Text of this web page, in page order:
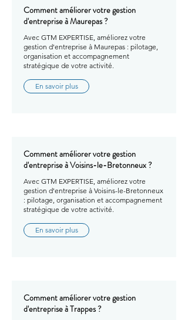
Comment améliorer votre gestion
d'entreprise à Maurepas ?
Avec GTM EXPERTISE, améliorez votre
gestion d'entreprise à Maurepas : pilotage,
organisation et accompagnement
stratégique de votre activité.
En savoir plus
Comment améliorer votre gestion
d'entreprise à Voisins-le-Bretonneux ?
Avec GTM EXPERTISE, améliorez votre
gestion d'entreprise à Voisins-le-Bretonneux
: pilotage, organisation et accompagnement
stratégique de votre activité.
En savoir plus
Comment améliorer votre gestion
d'entreprise à Trappes ?